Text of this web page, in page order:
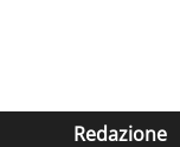
Redazione